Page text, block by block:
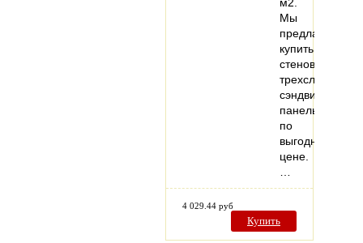
Мы
предлагаем
купить
стеновую
трехслойную
сэндвич-
панель
по
выгодной
цене.
4 029.44 руб
Купить